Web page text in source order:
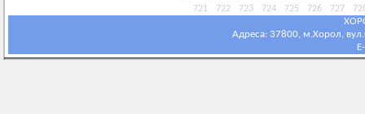
721
722 723 724 725 726 727
Адреса: 37800, м.Хорол,